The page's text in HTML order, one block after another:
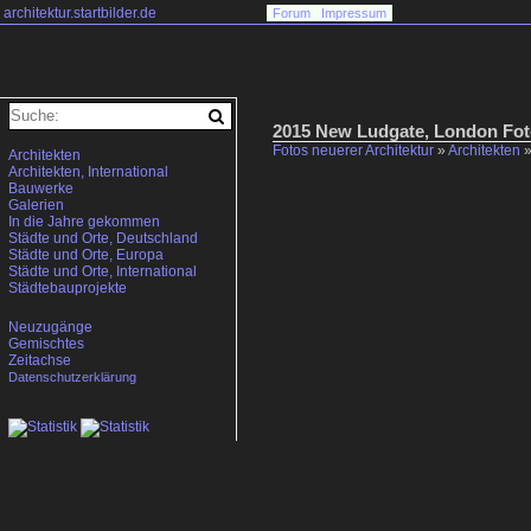
architektur.startbilder.de Forum Impressum
2015 New Ludgate, London
Fotos neuerer Architektur » Architekten »
Architekten
Architekten, International
Bauwerke
Galerien
In die Jahre gekommen
Städte und Orte, Deutschland
Städte und Orte, Europa
Städte und Orte, International
Städtebauprojekte
Neuzugänge
Gemischtes
Zeitachse
Datenschutzerklärung